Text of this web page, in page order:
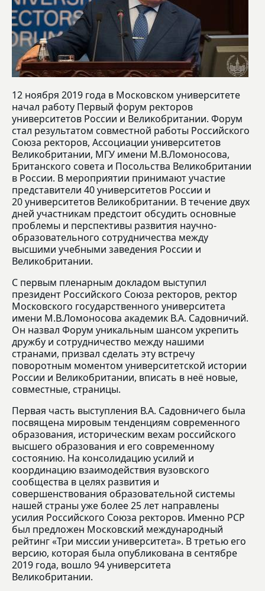
12 ноября 2019 года в Московском университете
начал работу Первый форум ректоров
университетов России и Великобритании. Форум
стал результатом совместной работы Российского
Союза ректоров, Ассоциации университетов
Великобритании, МГУ имени М.В.Ломоносова,
Британского совета и Посольства Великобритании
в России. В мероприятии принимают участие
представители 40 университетов России и
20 университетов Великобритании. В течение двух
дней участникам предстоит обсудить основные
проблемы и перспективы развития научно-
образовательного сотрудничества между
высшими учебными заведения России и
Великобритании.
С первым пленарным докладом выступил
президент Российского Союза ректоров, ректор
Московского государственного университета
имени М.В.Ломоносова академик В.А. Садовничий.
Он назвал Форум уникальным шансом укрепить
дружбу и сотрудничество между нашими
странами, призвал сделать эту встречу
поворотным моментом университетской истории
России и Великобритании, вписать в неё новые,
совместные, страницы.
Первая часть выступления В.А. Садовничего была
посвящена мировым тенденциям современного
образования, историческим вехам российского
высшего образования и его современному
состоянию. На консолидацию усилий и
координацию взаимодействия вузовского
сообщества в целях развития и
совершенствования образовательной системы
нашей страны уже более 25 лет направлены
усилия Российского Союза ректоров. Именно РСР
был предложен Московский международный
рейтинг «Три миссии университета». В третью его
версию, которая была опубликована в сентябре
2019 года, вошло 94 университета
Великобритании.